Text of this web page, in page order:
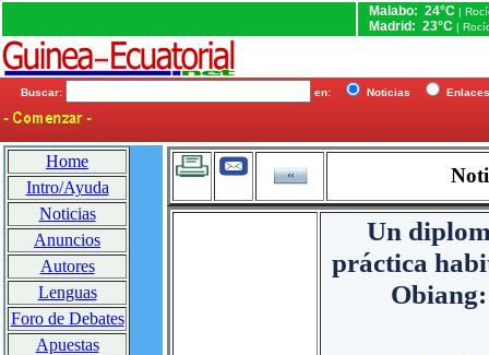
Malabo: 24°C |
Madrid: 23°C |
Buscar: en: Noticias
Home
Intro/Ayuda
Noticias
Anuncios
Autores
Lenguas
Foro de Debates
Apuestas
Un
práctica